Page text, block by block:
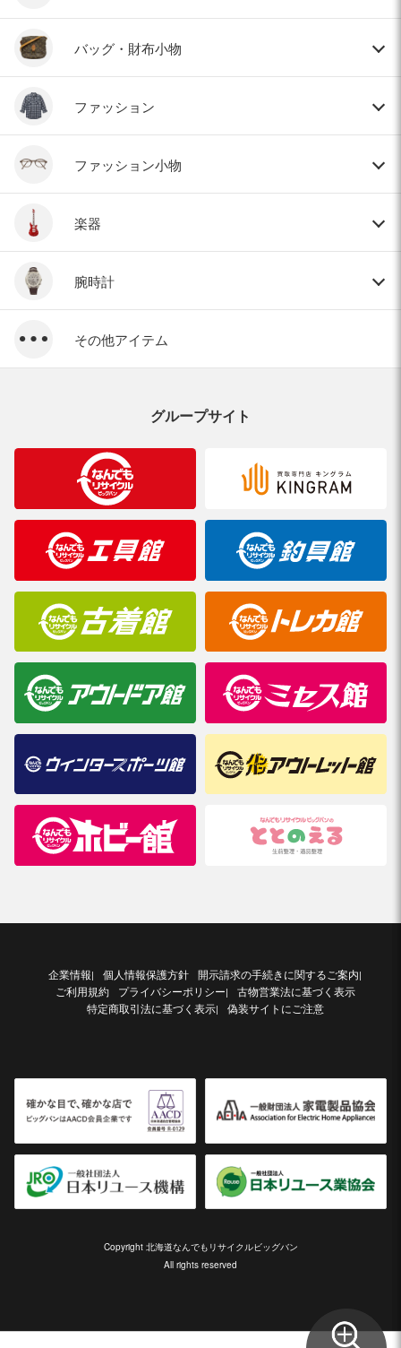
バッグ・財布小物
ファッション
ファッション小物
楽器
腕時計
その他アイテム
グループサイト
企業情報| 個人情報保護方針 開示請求の手続きに関するご案内|
ご利用規約 プライバシーポリシー|
古物営業法に基づく表示
特定商取引法に基づく表示| 偽装サイトにご注意
Copyright 北海道なんでもリサイクルビッグバン
All rights reserved